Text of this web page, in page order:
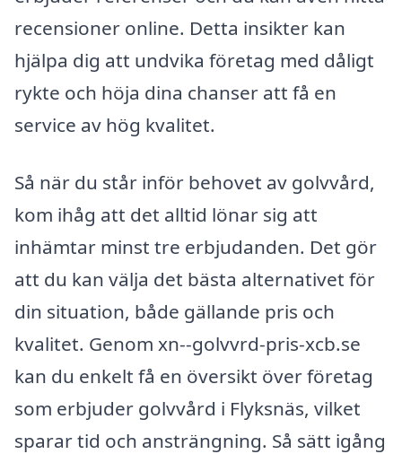
recensioner online. Detta insikter kan
hjälpa dig att undvika företag med dåligt
rykte och höja dina chanser att få en
service av hög kvalitet.
Så när du står inför behovet av golvvård,
kom ihåg att det alltid lönar sig att
inhämtar minst tre erbjudanden. Det gör
att du kan välja det bästa alternativet för
din situation, både gällande pris och
kvalitet. Genom xn--golvvrd-pris-xcb.se
kan du enkelt få en översikt över företag
som erbjuder golvvård i Flyksnäs, vilket
sparar tid och ansträngning. Så sätt igång